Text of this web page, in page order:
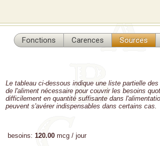
Fonctions Carences Sources
Le tableau ci-dessous indique une liste partielle
de l'aliment nécessaire pour couvrir les besoins
difficilement en quantité suffisante dans
peuvent s'avérer indispensables dans certains cas.
besoins: 120.00 mcg / jour